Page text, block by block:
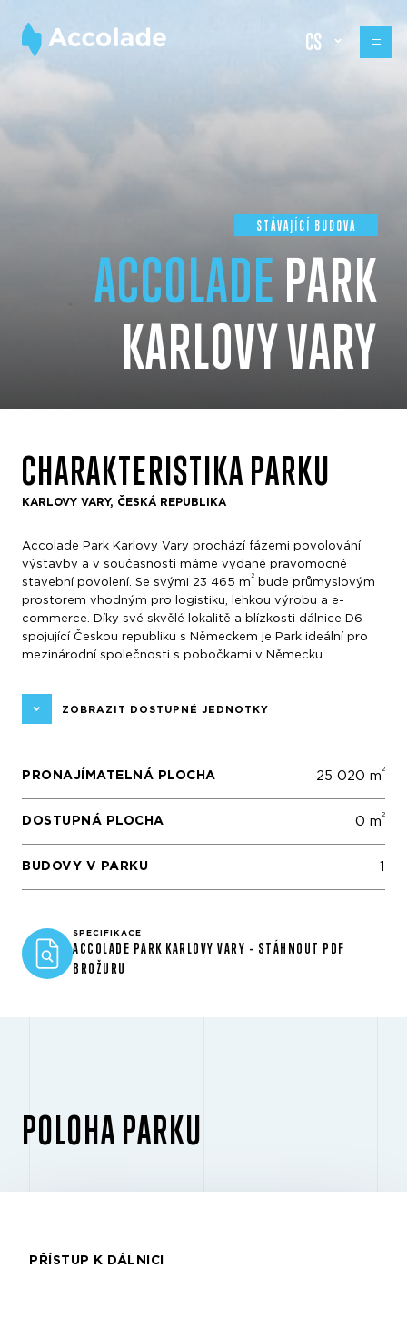
CS
STÁVAJÍCÍ BUDOVA
ACCOLADE PARK
KARLOVY VARY
CHARAKTERISTIKA PARKU
KARLOVY VARY, ČESKÁ REPUBLIKA
Accolade Park Karlovy Vary prochází fázemi povolování
výstavby a v současnosti máme vydané pravomocné
stavební povolení. Se svými 23 465 m
2
bude průmyslovým
prostorem vhodným pro logistiku, lehkou výrobu a e-
commerce. Díky své skvělé lokalitě a blízkosti dálnice D6
spojující Českou republiku s Německem je Park ideální pro
mezinárodní společnosti s pobočkami v Německu.
ZOBRAZIT DOSTUPNÉ JEDNOTKY
PRONAJÍMATELNÁ PLOCHA 25 020 m2
DOSTUPNÁ PLOCHA 0 m2
BUDOVY V PARKU 1
SPECIFIKACE
ACCOLADE PARK KARLOVY VARY - STÁHNOUT PDF
BROŽURU
POLOHA PARKU
PŘÍSTUP K DÁLNICI